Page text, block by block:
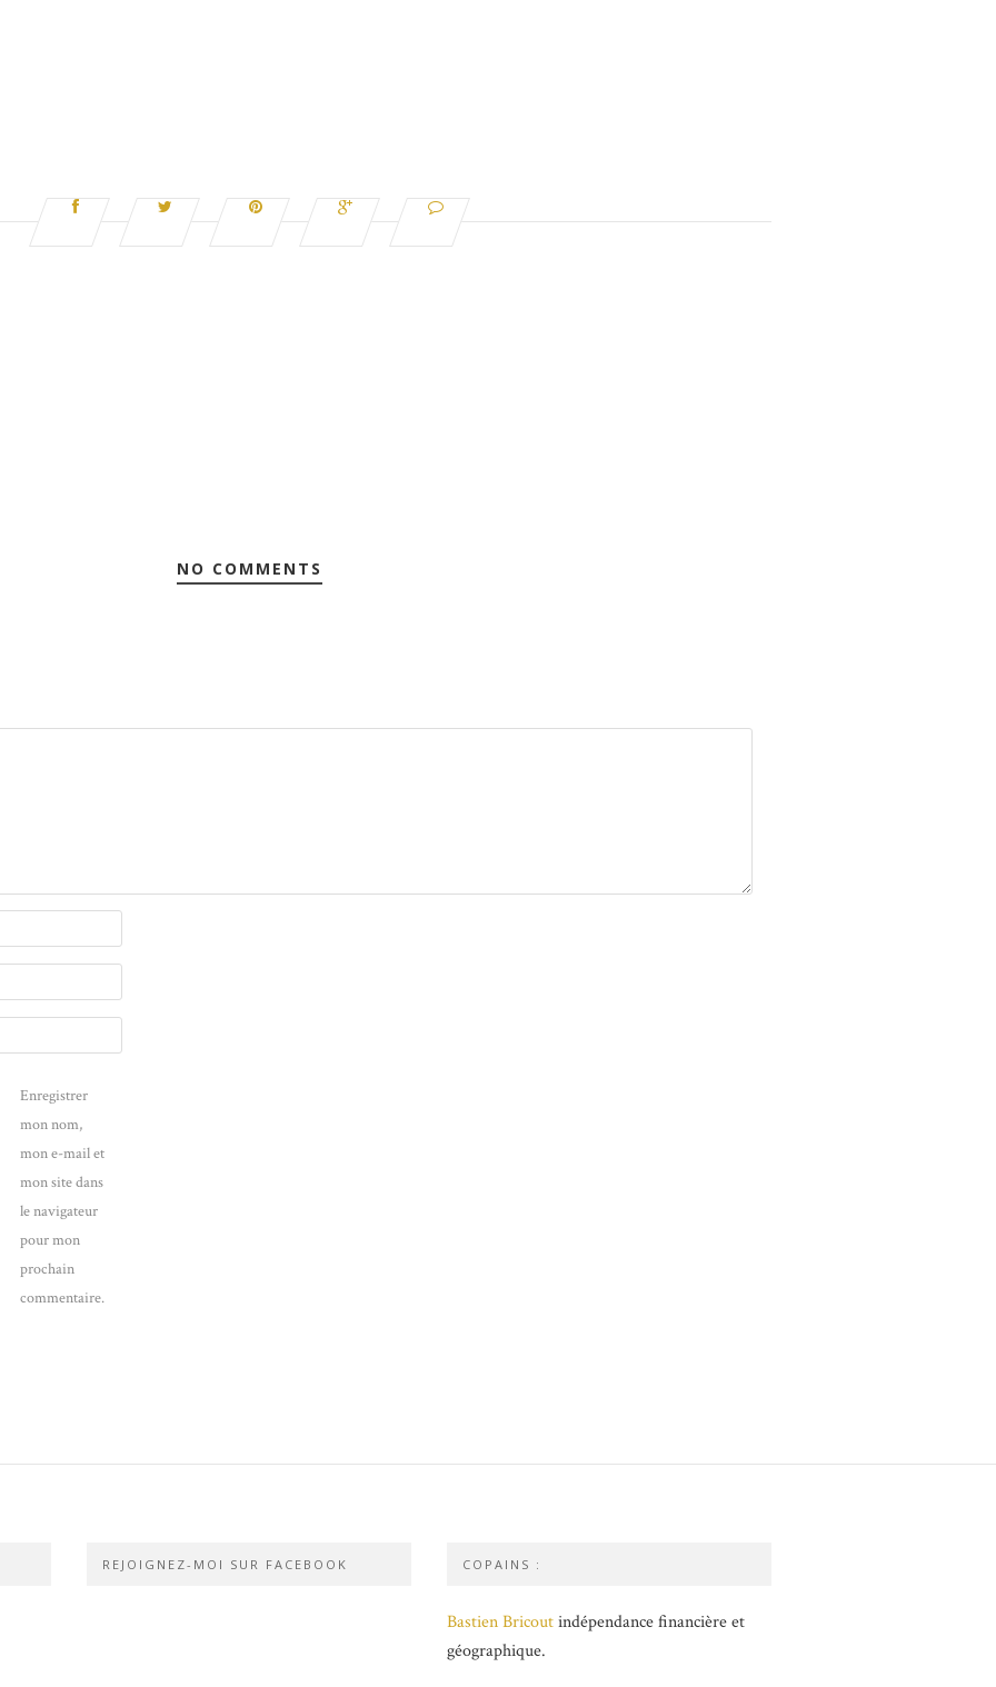
NO COMMENTS
Enregistrer
mon nom,
mon e-mail et
mon site dans
le navigateur
pour mon
prochain
commentaire.
REJOIGNEZ-MOI SUR FACEBOOK COPAINS :
Bastien Bricoutindépendance financière et
géographique.